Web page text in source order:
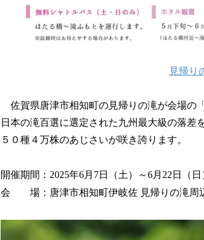
見帰り
佐賀県唐津市相知町の見帰りの滝が会場の
日本の滝百選に選定された九州最大級の落差
５０種４万株のあじさいが咲き誇ります。
開催期間：2025年6月7日（土）～6月22日（日
会 場：唐津市相知町伊岐佐 見帰りの滝周